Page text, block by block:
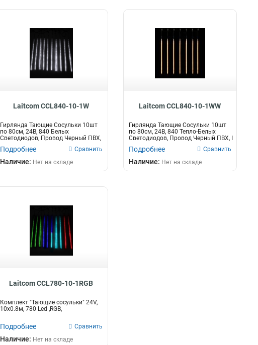
Laitcom CCL840-10-1W
Гирлянда Тающие Сосульки 10шт
по 80см, 24В, 840 Белых
Светодиодов, Провод Черный ПВХ,
Подробнее Сравнить
Наличие: Нет на складе
Laitcom CCL840-10-1WW
Гирлянда Тающие Сосульки 10шт
по 80см, 24В, 840 Тепло-Белых
Светодиодов, Провод Черный ПВХ, I
Подробнее Сравнить
Наличие: Нет на складе
Laitcom CCL780-10-1RGB
Комплект "Тающие сосульки" 24V,
10х0.8м, 780 Led ,RGB,
Подробнее Сравнить
Наличие: Нет на складе